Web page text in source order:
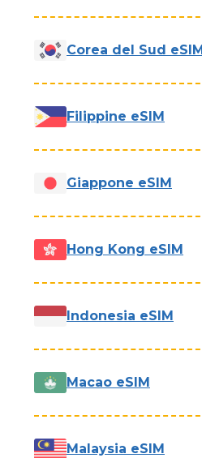
Corea del Sud eSIM
Filippine eSIM
Giappone eSIM
Hong Kong eSIM
Indonesia eSIM
Macao eSIM
Malaysia eSIM